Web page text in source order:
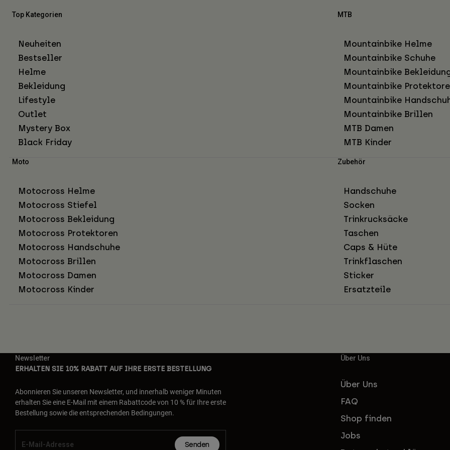
Top Kategorien
Neuheiten
Bestseller
Helme
Bekleidung
Lifestyle
Outlet
Mystery Box
Black Friday
MTB
Mountainbike Helme
Mountainbike Schuhe
Mountainbike
Mountainbike
Mountainbike
Mountainbike Brillen
MTB Damen
MTB Kinder
Moto
Motocross Helme
Motocross Stiefel
Motocross Bekleidung
Motocross Protektoren
Motocross Handschuhe
Motocross Brillen
Motocross Damen
Motocross Kinder
Zubehör
Handschuhe
Socken
Trinkrucksäcke
Taschen
Caps & Hüte
Trinkflaschen
Sticker
Ersatzteile
Newsletter
ERHALTEN SIE 10% RABATT AUF IHRE ERSTE BESTELLUNG
Abonnieren Sie unseren Newsletter, und innerhalb weniger Minuten
erhalten Sie eine E-Mail mit einem Rabattcode von 10 % für Ihre erste
Bestellung sowie die entsprechenden Bedingungen.
Senden
Über Uns
Über Uns
FAQ
Shop finden
Jobs